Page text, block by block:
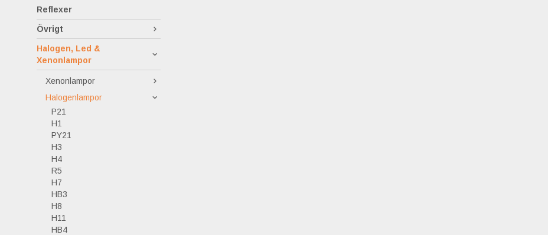
Reflexer
Övrigt
Halogen, Led &
Xenonlampor
Xenonlampor
Halogenlampor
P21
H1
PY21
H3
H4
R5
H7
HB3
H8
H11
HB4